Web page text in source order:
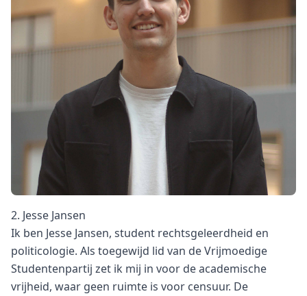
2. Jesse Jansen
Ik ben Jesse Jansen, student rechtsgeleerdheid en
politicologie. Als toegewijd lid van de Vrijmoedige
Studentenpartij zet ik mij in voor de academische
vrijheid, waar geen ruimte is voor censuur. De